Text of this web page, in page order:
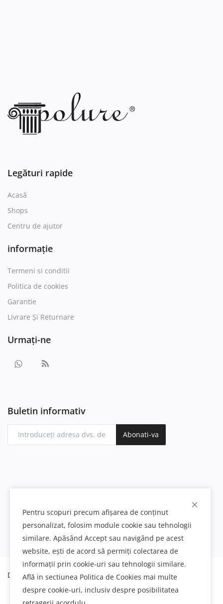
Legături rapide
Acasă
Shops
Centru de ajutor
informație
Termeni si conditii
Politica de cookies
Garantie
Livrare Și Returnare
Urmați-ne
Buletin informativ
Abonati-va
Decoratiuni interioare si exterioare din poliuretan
Pentru scopuri precum afișarea de conținut
personalizat, folosim module cookie sau tehnologii
similare. Apăsând Accept sau navigând pe acest
website, ești de acord să permiți colectarea de
informații prin cookie-uri sau tehnologii similare.
Află in sectiunea Politica de Cookies mai multe
despre cookie-uri, inclusiv despre posibilitatea